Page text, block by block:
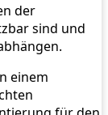
der
sind und
einem